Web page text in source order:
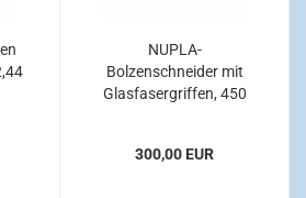
NUPLA-
Bolzenschneider mit
Glasfasergriffen, 450
300,00 EUR